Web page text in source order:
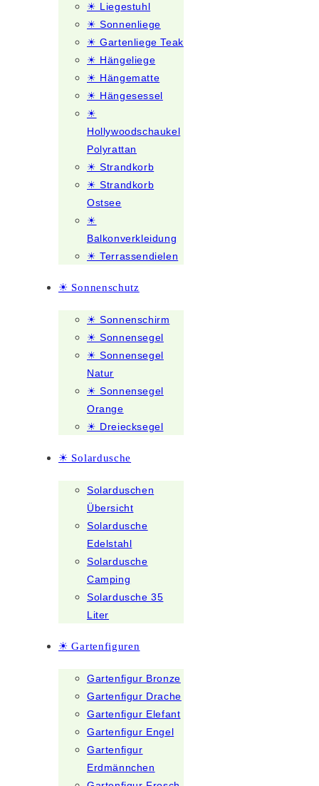
☀ Liegestuhl
☀ Sonnenliege
☀ Gartenliege Teak
☀ Hängeliege
☀ Hängematte
☀ Hängesessel
☀
Hollywoodschaukel
Polyrattan
☀ Strandkorb
☀ Strandkorb
Ostsee
☀
Balkonverkleidung
☀ Terrassendielen
☀ Sonnenschutz
☀ Sonnenschirm
☀ Sonnensegel
☀ Sonnensegel
Natur
☀ Sonnensegel
Orange
☀ Dreiecksegel
☀ Solardusche
Solarduschen
Übersicht
Solardusche
Edelstahl
Solardusche
Camping
Solardusche 35
Liter
☀ Gartenfiguren
Gartenfigur Bronze
Gartenfigur Drache
Gartenfigur Elefant
Gartenfigur Engel
Gartenfigur
Erdmännchen